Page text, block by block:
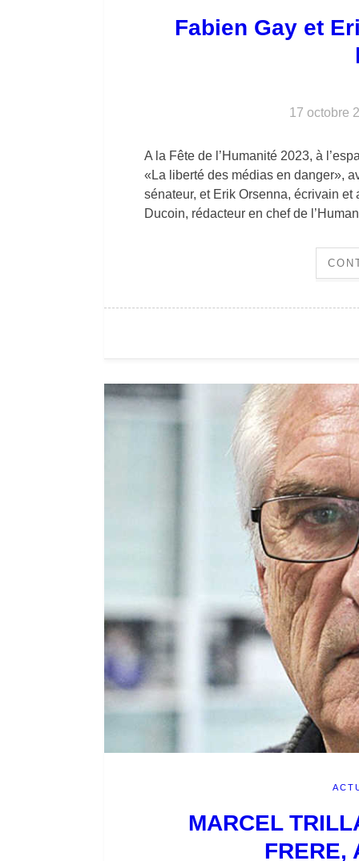
Fabien Gay et
17 octobre
A la Fête de l’Humanité 2023, à
«La liberté des médias en danger»,
sénateur, et Erik Orsenna, écrivain
Ducoin, rédacteur en chef de
MARCEL
FRERE,